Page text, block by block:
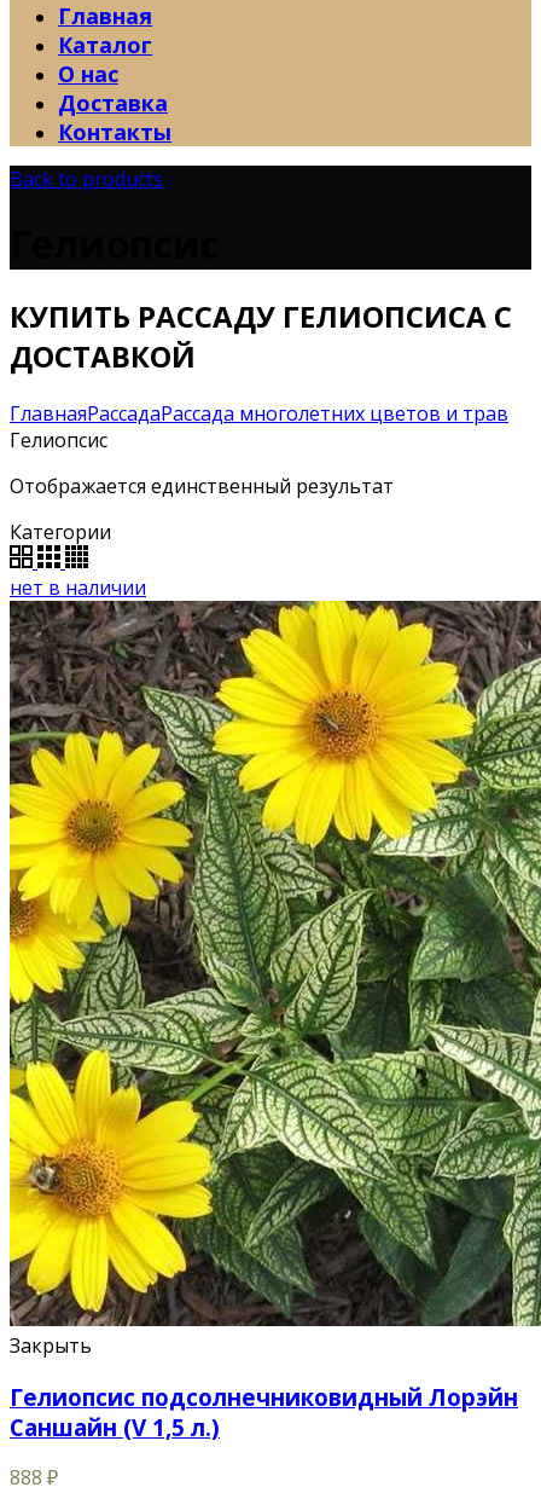
Главная
Каталог
О нас
Доставка
Контакты
Back to products
КУПИТЬ РАССАДУ ГЕЛИОПСИСА С
ДОСТАВКОЙ
ГлавнаяРассадаРассада многолетних цветов и трав
Гелиопсис
Отображается единственный результат
Категории
нет в наличии
Закрыть
Гелиопсис подсолнечниковидный Лорэйн
Саншайн (V 1,5 л.)
888 ₽